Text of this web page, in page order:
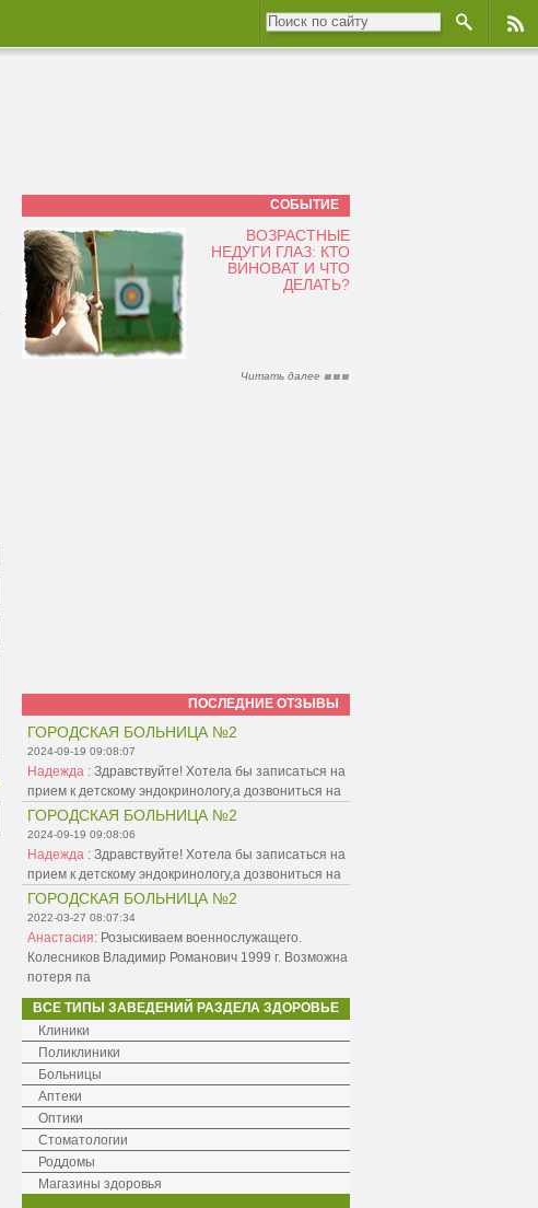
СОБЫТИЕ
ВОЗРАСТНЫЕ
НЕДУГИ ГЛАЗ: КТО
ВИНОВАТ И ЧТО
ДЕЛАТЬ?
Читать далее
ПОСЛЕДНИЕ ОТЗЫВЫ
ГОРОДСКАЯ БОЛЬНИЦА №2
2024-09-19 09:08:07
Надежда : Здравствуйте! Хотела бы записаться на
прием к детскому эндокринологу,а дозвониться на
ГОРОДСКАЯ БОЛЬНИЦА №2
2024-09-19 09:08:06
Надежда : Здравствуйте! Хотела бы записаться на
прием к детскому эндокринологу,а дозвониться на
ГОРОДСКАЯ БОЛЬНИЦА №2
2022-03-27 08:07:34
Анастасия: Розыскиваем военнослужащего.
Колесников Владимир Романович 1999 г. Возможна
потеря па
ВСЕ ТИПЫ ЗАВЕДЕНИЙ РАЗДЕЛА ЗДОРОВЬЕ
Клиники
Поликлиники
Больницы
Аптеки
Оптики
Стоматологии
Роддомы
Магазины здоровья